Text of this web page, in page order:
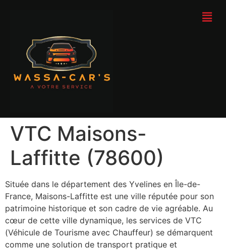
VTC Maisons-
Laffitte (78600)
Située dans le département des Yvelines en Île-de-
France, Maisons-Laffitte est une ville réputée pour son
patrimoine historique et son cadre de vie agréable. Au
cœur de cette ville dynamique, les services de VTC
(Véhicule de Tourisme avec Chauffeur) se démarquent
comme une solution de transport pratique et